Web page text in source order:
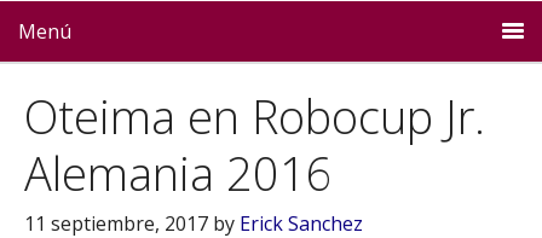
Menú
Oteima en Robocup Jr.
Alemania 2016
11 septiembre, 2017 by Erick Sanchez